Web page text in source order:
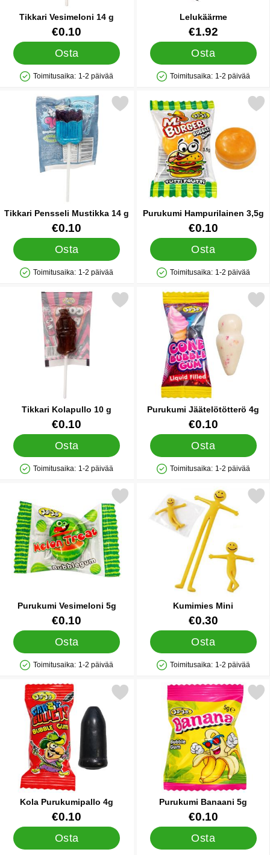
Tikkari Vesimeloni 14 g
Tuote.nro 90290
€0.10
Osta
Saatavuus: Varastossa
Toimitusaika: 1-2 päivää
Lelukäärme
Tuote.nro 6481€1.92
Osta
Saatavuus: Varastossa
Toimitusaika: 1-2 päivää
Tikkari Pensseli Mustikka 14 g
Tuote.nro 90297
€0.10
Osta
Saatavuus: Varastossa
Toimitusaika: 1-2 päivää
Merkitse tikkari Pensseli Mustikka 14 g suosikiksi
Purukumi Hampurilainen 3,5g
Tuote.nro 89919
€0.10
Osta
Saatavuus: Varastossa
Toimitusaika: 1-2 päivää
Merkitse purukumi
Tikkari Kolapullo 10 g
Tuote.nro 90288
€0.10
Osta
Saatavuus: Varastossa
Toimitusaika: 1-2 päivää
Merkitse tikkari Kolapullo 10 g suosikiksi
Purukumi Jäätelötötterö 4g
Tuote.nro 90132
€0.10
Osta
Saatavuus: Varastossa
Toimitusaika: 1-2 päivää
Merkitse purukumi
Purukumi Vesimeloni 5g
Tuote.nro 90128
€0.10
Osta
Saatavuus: Varastossa
Toimitusaika: 1-2 päivää
Merkitse purukumi Vesimeloni 5g suosikiksi
Kumimies Mini
Tuote.nro 12483
€0.30
Osta
Saatavuus: Varastossa
Toimitusaika: 1-2 päivää
Merkitse kumimies
Kola Purukumipallo 4g
Tuote.nro 90130
€0.10
Osta
Merkitse kola Purukumipallo 4g suosikiksi
Purukumi Banaani 5g
Tuote.nro 90137
€0.10
Osta
Merkitse purukumi